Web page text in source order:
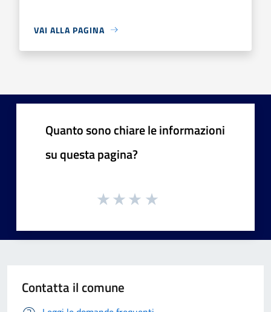
VAI ALLA PAGINA
Quanto sono chiare le informazioni
su questa pagina?
Contatta il comune